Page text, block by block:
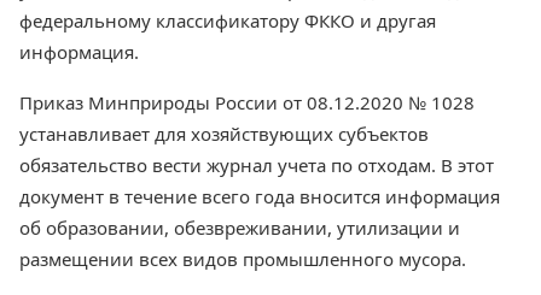
федеральному классификатору ФККО и другая
информация.
Приказ Минприроды России от 08.12.2020 № 1028
устанавливает для хозяйствующих субъектов
обязательство вести журнал учета по отходам. В этот
документ в течение всего года вносится информация
об образовании, обезвреживании, утилизации и
размещении всех видов промышленного мусора.